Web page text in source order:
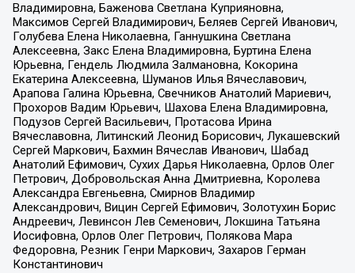
Владимировна, Баженова Светлана Куприяновна,
Максимов Сергей Владимирович, Беляев Сергей Иванович,
Голубева Елена Николаевна, Ганнушкина Светлана
Алексеевна, Закс Елена Владимировна, Буртина Елена
Юрьевна, Гендель Людмила Залмановна, Кокорина
Екатерина Алексеевна, Шуманов Илья Вячеславович,
Арапова Галина Юрьевна, Свечников Анатолий Мариевич,
Прохоров Вадим Юрьевич, Шахова Елена Владимировна,
Подузов Сергей Васильевич, Протасова Ирина
Вячеславовна, Литинский Леонид Борисович, Лукашевский
Сергей Маркович, Бахмин Вячеслав Иванович, Шабад
Анатолий Ефимович, Сухих Дарья Николаевна, Орлов Олег
Петрович, Добровольская Анна Дмитриевна, Королева
Александра Евгеньевна, Смирнов Владимир
Александрович, Вицин Сергей Ефимович, Золотухин Борис
Андреевич, Левинсон Лев Семенович, Локшина Татьяна
Иосифовна, Орлов Олег Петрович, Полякова Мара
Федоровна, Резник Генри Маркович, Захаров Герман
Константинович